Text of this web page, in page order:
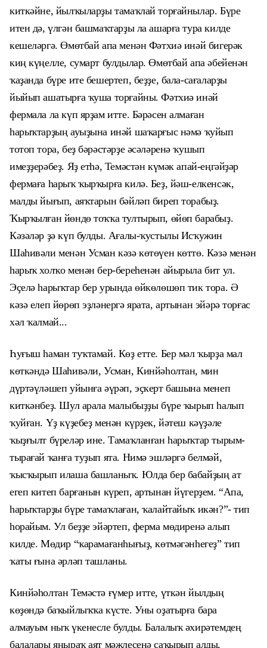
киткәйне, йылҡыларҙы тамаҡлай торғайнылар. Бүре
итен дә, үлгән башмаҡтарҙы ла ашарға тура килде
кешеләргә. Өмөтбай апа менән Фәтхиә инәй бигерәк
киң күңелле, сумарт булдылар. Өмөтбай апа әбейенән
ҡаҙанда бүре ите бешертеп, беҙҙе, бала-сағаларҙы
йыйып ашатырға ҡуша торғайны. Фәтхиә инәй
фермала ла күп ярҙам итте. Бәрәсен алмаған
һарыҡтарҙың ауыҙына инәй шаҡарғыс нәмә ҡуйып
тотоп тора, беҙ бәрәстәрҙе әсәләренә ҡушып
имеҙҙерәбеҙ. Яҙ етһә, Темәстән күмәк апай-еңгәйҙәр
фермаға һарыҡ ҡырҡырға килә. Беҙ, йәш-елкенсәк,
малды йығып, аяҡтарын бәйләп биреп торабыҙ.
Ҡырҡылған йөндө тоҡҡа тултырып, өйөп барабыҙ.
Кәзәләр ҙә күп булды. Ағалы-ҡустылы Исҡужин
Шаһивәли менән Усман кәзә көтөүен көттө. Кәзә менән
һарыҡ холҡо менән бер-береһенән айырыла бит ул.
Эҫелә һарыҡтар бер урында өйкөлөшөп тик тора. Ә
кәзә елеп йөрөп эҙләнергә ярата, артынан эйәрә торғас
хәл ҡалмай...
Һуғыш һаман туҡтамай. Көҙ етте. Бер мәл ҡырҙа мал
көткәндә Шаһивәли, Усман, Кинйәһолтан, мин
дүртәүләшеп уйынға әүрәп, эҫкерт башына менеп
киткәнбеҙ. Шул арала малыбыҙҙы бүре ҡырып һалып
ҡуйған. Үҙ күҙебеҙ менән күрҙек, йәтеш кәүҙәле
ҡыҙғылт бүреләр ине. Тамаҡланған һарыҡтар тырым-
тырағай ҡанға туҙып ята. Нимә эшләргә белмәй,
ҡысҡырып илаша башланыҡ. Юлда бер бабайҙың ат
егеп китеп барғанын күреп, артынан йүгерҙем. “Апа,
һарыҡтарҙы бүре тамаҡлаған, ҡалайтайыҡ икән?”- тип
һорайым. Ул беҙҙе эйәртеп, ферма мөдиренә алып
килде. Мөдир “ҡарамағанһығыҙ, көтмәгәнһегеҙ” тип
ҡаты ғына әрләп ташланы.
Кинйәһолтан Темәстә ғүмер итте, үткән йылдың
көҙөндә баҡыйлыҡҡа күсте. Уны оҙатырға бара
алмауым ныҡ үкенесле булды. Балалыҡ әхирәтемдең
балалары яңыраҡ аят мәжлесенә саҡырып алды,